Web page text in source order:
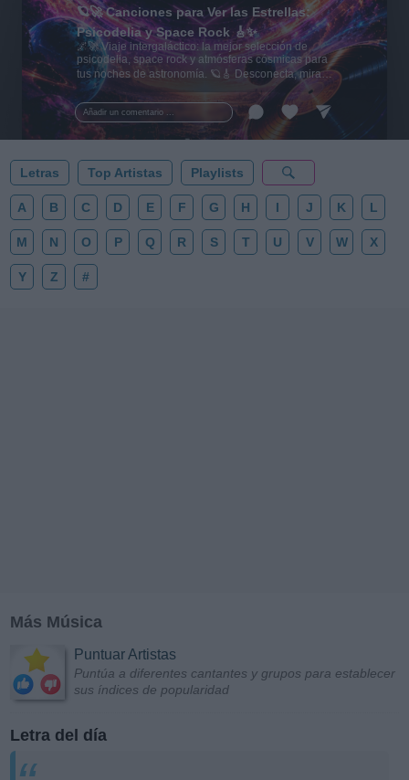
Añadir un comentario ...
🪐🚀 Canciones para Ver las Estrellas:
Psicodelia y Space Rock 🎸✨
🌌🚀 Viaje intergaláctico: la mejor selección de
psicodelia, space rock y atmósferas cósmicas para
tus noches de astronomía. 🪐🎸 Desconecta, mira
al firmamento y siente la gravedad cero. 💾 ¡Guarda
esta colección para tu próxima noche estrellada!
✨⭐
Letras Top Artistas Playlists
A B C D E F G H I J K L
M N O P Q R S T U V W X
Y Z #
Más Música
Puntuar Artistas
Puntúa a diferentes cantantes y grupos para establecer
sus índices de popularidad
Letra del día